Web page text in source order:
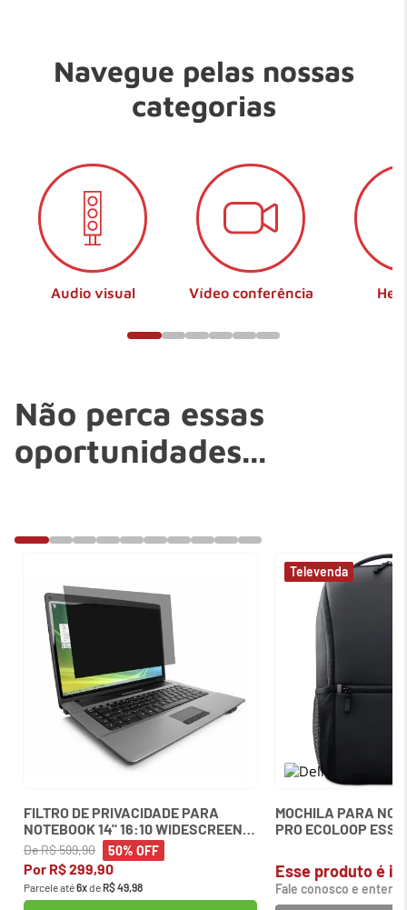
Navegue pelas nossas
categorias
Audio visual Vídeo conferência
Não perca essas
oportunidades...
FILTRO DE PRIVACIDADE PARA
NOTEBOOK 14" 16:10 WIDESCREEN
KENSINGTON
DeR$599,90 50% OFF
Por R$299,90
Parcele até6xdeR$49 98
MOCHILA PARA
PRO ECOLOOP
Esse produto é
Fale conosco e